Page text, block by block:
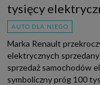
tysięcy
AUTO DLA NIEGO
Marka Renault
elektrycznych
sprzedaż samochodów
symboliczny próg 100